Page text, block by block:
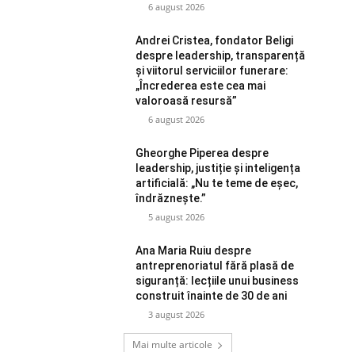
6 august 2026
Andrei Cristea, fondator Beligi
despre leadership, transparență
și viitorul serviciilor funerare:
„Încrederea este cea mai
valoroasă resursă”
6 august 2026
Gheorghe Piperea despre
leadership, justiție și inteligența
artificială: „Nu te teme de eșec,
îndrăznește.”
5 august 2026
Ana Maria Ruiu despre
antreprenoriatul fără plasă de
siguranță: lecțiile unui business
construit înainte de 30 de ani
3 august 2026
Mai multe articole